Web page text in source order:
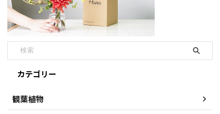
カテゴリー
観葉植物